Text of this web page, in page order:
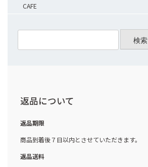
CAFE
検索
返品について
返品期限
商品到着後７日以内とさせていただきます。
返品送料